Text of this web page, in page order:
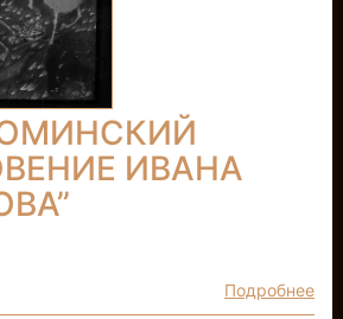
ИВАНА
Подробнее